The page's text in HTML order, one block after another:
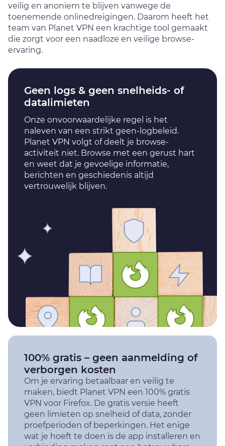
veilig en anoniem te blijven vanwege de
toenemende onlinedreigingen. Daarom heeft het
team van Planet VPN een krachtige tool gemaakt
die zorgt voor een naadloze en veilige browse-
ervaring.
Geen logs & geen snelheids- of
datalimieten
Onze onvoorwaardelijke regel is het
naleven van een strikt geen-logbeleid.
Planet VPN volgt of deelt je browse-
activiteit niet. Browse met een gerust hart
en weet dat je gevoelige informatie,
berichten en geschiedenis altijd
vertrouwelijk blijven.
100% gratis – geen aanmelding of
verborgen kosten
Om je ervaring betaalbaar en veilig te
maken, biedt Planet VPN een 100% gratis
VPN voor Firefox. De gratis versie heeft
geen limieten op snelheid of data, zonder
proefperioden of beperkingen. Het enige
wat je hoeft te doen is de app installeren en